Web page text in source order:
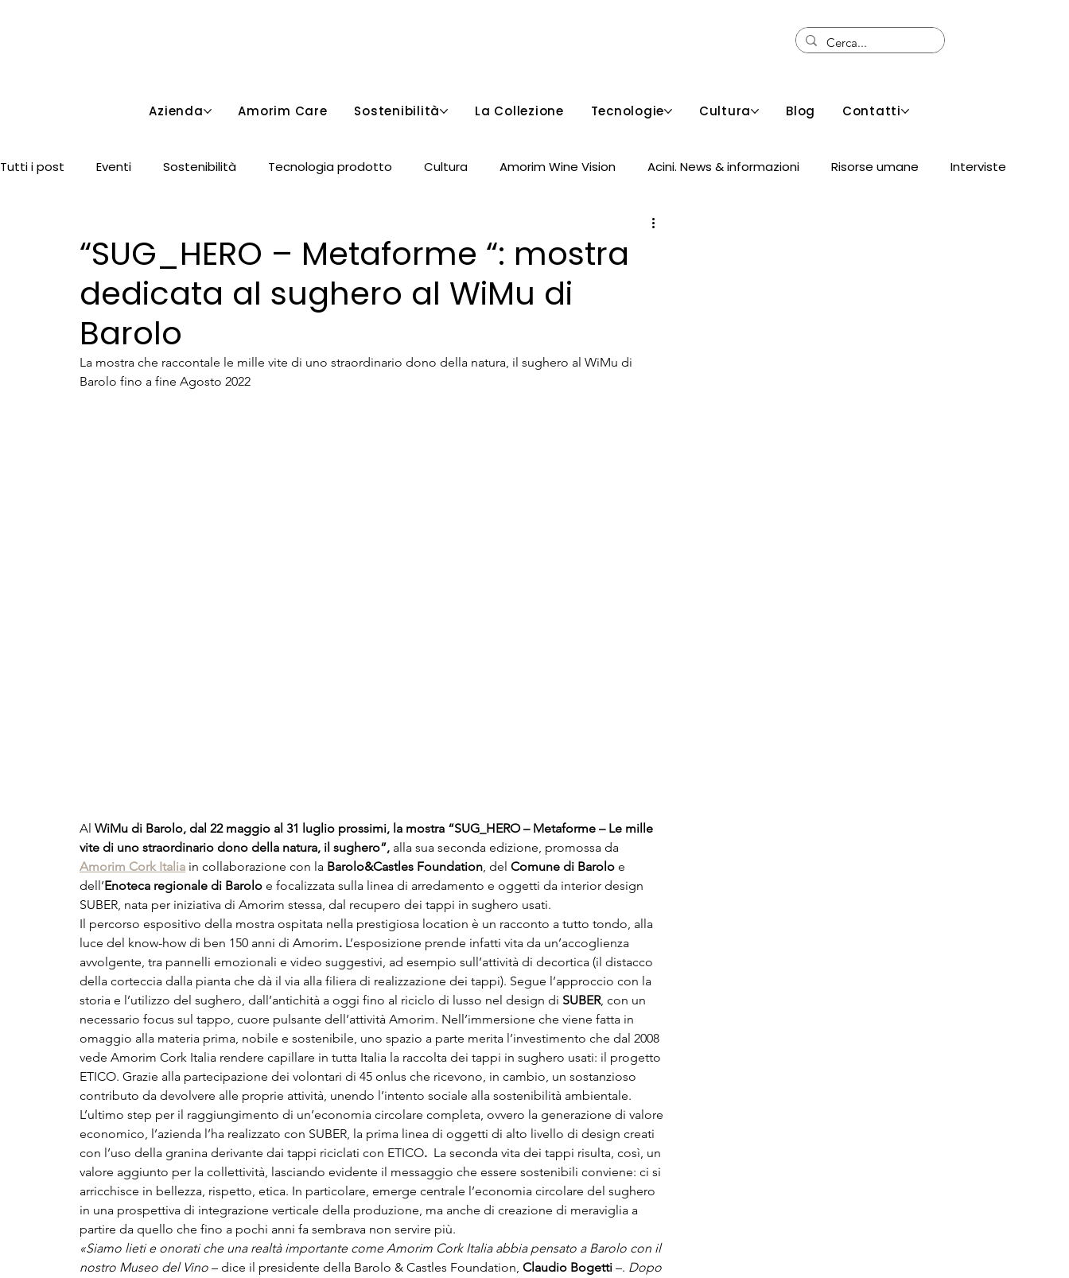
Azienda Amorim Care Sostenibilità La Collezione Tecnologie Cultura Blog Contatti
Tutti i post
Eventi Sostenibilità Tecnologia prodotto Cultura Amorim Wine Vision Acini. News & informazioni Risorse umane Interviste
“SUG_HERO – Metaforme “: mostra
dedicata al sughero al WiMu di
Barolo
La mostra che raccontale le mille vite di uno straordinario dono della natura, il sughero al WiMu di
Barolo fino a fine Agosto 2022
Al WiMu di Barolo, dal 22 maggio al 31 luglio prossimi, la mostra “SUG_HERO – Metaforme – Le mille
vite di uno straordinario dono della natura, il sughero”, alla sua seconda edizione, promossa da
Amorim Cork Italia in collaborazione con la Barolo&Castles Foundation, del Comune di Barolo e
dell’Enoteca regionale di Barolo e focalizzata sulla linea di arredamento e oggetti da interior design
SUBER, nata per iniziativa di Amorim stessa, dal recupero dei tappi in sughero usati.
Il percorso espositivo della mostra ospitata nella prestigiosa location è un racconto a tutto tondo, alla
luce del know-how di ben 150 anni di Amorim. L’esposizione prende infatti vita da un’accoglienza
avvolgente, tra pannelli emozionali e video suggestivi, ad esempio sull’attività di decortica (il distacco
della corteccia dalla pianta che dà il via alla filiera di realizzazione dei tappi). Segue l’approccio con la
storia e l’utilizzo del sughero, dall’antichità a oggi fino al riciclo di lusso nel design di SUBER, con un
necessario focus sul tappo, cuore pulsante dell’attività Amorim. Nell’immersione che viene fatta in
omaggio alla materia prima, nobile e sostenibile, uno spazio a parte merita l’investimento che dal 2008
vede Amorim Cork Italia rendere capillare in tutta Italia la raccolta dei tappi in sughero usati: il progetto
ETICO. Grazie alla partecipazione dei volontari di 45 onlus che ricevono, in cambio, un sostanzioso
contributo da devolvere alle proprie attività, unendo l’intento sociale alla sostenibilità ambientale.
L’ultimo step per il raggiungimento di un’economia circolare completa, ovvero la generazione di valore
economico, l’azienda l’ha realizzato con SUBER, la prima linea di oggetti di alto livello di design creati
con l’uso della granina derivante dai tappi riciclati con ETICO. La seconda vita dei tappi risulta, così, un
valore aggiunto per la collettività, lasciando evidente il messaggio che essere sostenibili conviene: ci si
arricchisce in bellezza, rispetto, etica. In particolare, emerge centrale l’economia circolare del sughero
in una prospettiva di integrazione verticale della produzione, ma anche di creazione di meraviglia a
partire da quello che fino a pochi anni fa sembrava non servire più.
«Siamo lieti e onorati che una realtà importante come Amorim Cork Italia abbia pensato a Barolo con il
nostro Museo del Vino – dice il presidente della Barolo & Castles Foundation, Claudio Bogetti –. Dopo